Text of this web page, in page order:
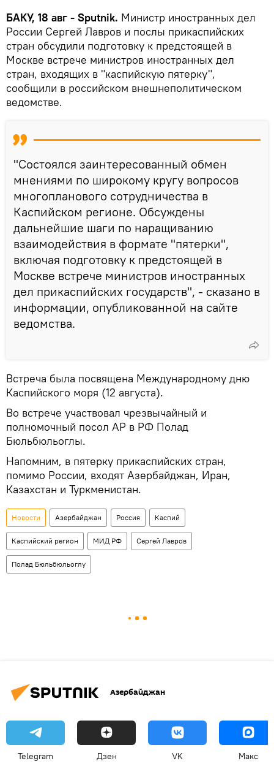
БАКУ, 18 авг - Sputnik. Министр иностранных дел
России Сергей Лавров и послы прикаспийских
стран обсудили подготовку к предстоящей в
Москве встрече министров иностранных дел
стран, входящих в "каспийскую пятерку",
сообщили в российском внешнеполитическом
ведомстве.
"Состоялся заинтересованный обмен
мнениями по широкому кругу вопросов
многопланового сотрудничества в
Каспийском регионе. Обсуждены
дальнейшие шаги по наращиванию
взаимодействия в формате "пятерки",
включая подготовку к предстоящей в
Москве встрече министров иностранных
дел прикаспийских государств", - сказано в
информации, опубликованной на сайте
ведомства.
Встреча была посвящена Международному дню
Каспийского моря (12 августа).
Во встрече участвовал чрезвычайный и
полномочный посол АР в РФ Полад
Бюльбюльоглы.
Напомним, в пятерку прикаспийских стран,
помимо России, входят Азербайджан, Иран,
Казахстан и Туркменистан.
Новости Азербайджан Россия Каспий
Каспийский регион МИД РФ Сергей Лавров
Полад Бюльбюльоглу
Азербайджан
Telegram Дзен VK Макс